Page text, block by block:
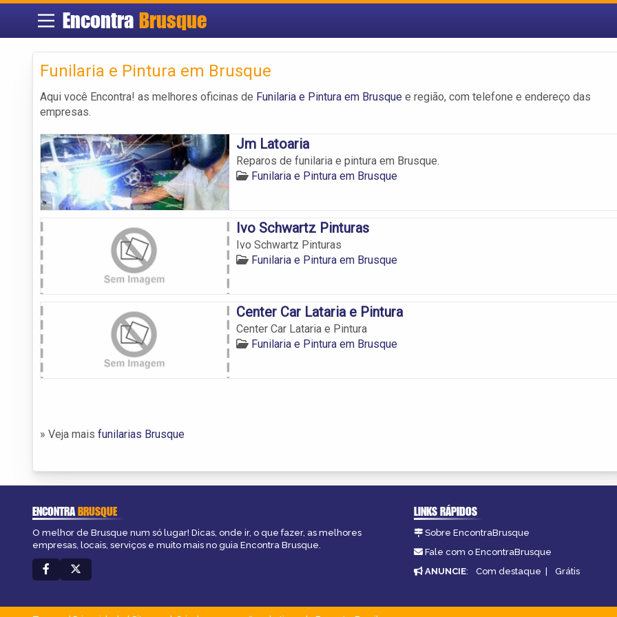
Encontra Brusque
Funilaria e Pintura em Brusque
Aqui você Encontra! as melhores oficinas de Funilaria e Pintura em Brusque e região, com telefone e endereço das
empresas.
Jm Latoaria
Reparos de funilaria e pintura em Brusque.
Funilaria e Pintura em Brusque
Ivo Schwartz Pinturas
Ivo Schwartz Pinturas
Funilaria e Pintura em Brusque
Center Car Lataria e Pintura
Center Car Lataria e Pintura
Funilaria e Pintura em Brusque
» Veja mais funilarias Brusque
ENCONTRABRUSQUE
O melhor de Brusque num só lugar! Dicas, onde ir, o que fazer, as melhores
empresas, locais, serviços e muito mais no guia Encontra Brusque.
LINKS RÁPIDOS
Sobre EncontraBrusque
Fale com o EncontraBrusque
ANUNCIE: Com destaque | Grátis